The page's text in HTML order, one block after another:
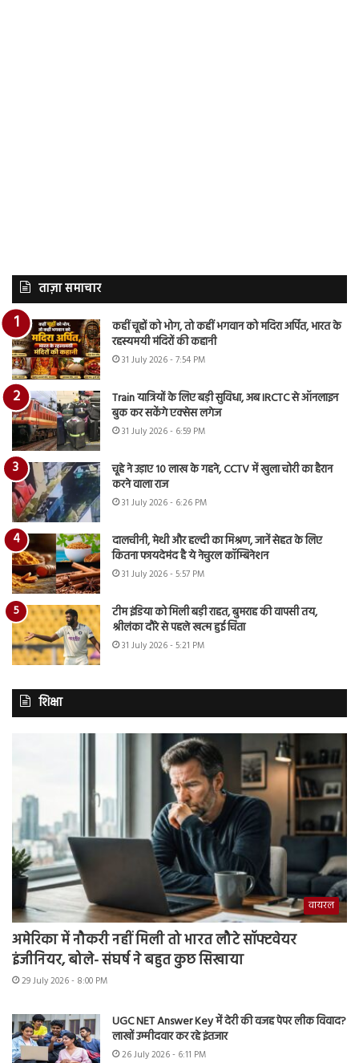
ताज़ा समाचार
कहीं चूहों को भोग, तो कहीं भगवान को मदिरा अर्पित, भारत के
रहस्यमयी मंदिरों की कहानी
31 July 2026 - 7:54 PM
Train यात्रियों के लिए बड़ी सुविधा, अब IRCTC से ऑनलाइन
बुक कर सकेंगे एक्सेस लगेज
31 July 2026 - 6:59 PM
चूहे ने उड़ाए 10 लाख के गहने, CCTV में खुला चोरी का हैरान
करने वाला राज
31 July 2026 - 6:26 PM
दालचीनी, मेथी और हल्दी का मिश्रण, जानें सेहत के लिए
कितना फायदेमंद है ये नेचुरल कॉम्बिनेशन
31 July 2026 - 5:57 PM
टीम इंडिया को मिली बड़ी राहत, बुमराह की वापसी तय,
श्रीलंका दौरे से पहले खत्म हुई चिंता
31 July 2026 - 5:21 PM
शिक्षा
वायरल
अमेरिका में नौकरी नहीं मिली तो भारत लौटे सॉफ्टवेयर
इंजीनियर, बोले- संघर्ष ने बहुत कुछ सिखाया
29 July 2026 - 8:00 PM
UGC NET Answer Key में देरी की वजह पेपर लीक विवाद?
लाखों उम्मीदवार कर रहे इंतजार
26 July 2026 - 6:11 PM